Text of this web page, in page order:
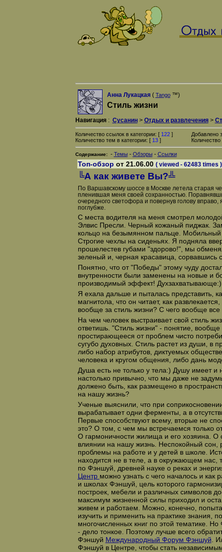
Анна Лукацкая( Tango™)
Стиль жизни
Навигация: Сусанин> Отдых и развлечения>
Количество ссылок в категории: [ 122]
Количество тем в категории: [ 13]
Добавлено
Содержание: - Темы - Обзоры - Ссылки
Топ-обзор от 21.06.00 ( viewed - 62483 times )
╚А как живете Вы?╩
По Варшавскому шоссе в Москве летела старая
пленившая меня своей сохранностью.
очередного светофора и повернув голову вправо,
поглубже.
С места водителя на меня смотрел
Элвис Пресли. Черный кожаный пиджак.
кольцо на безымянном пальце.
Строгие чехлы на сиденьях. Я подняла
прошелестев губами "здорово!", мы
зеленый и, черная красавица, сорвавшись
Понятно, что от "Победы" этому чуду
внутренности были заменены на новые и
производимый эффект! Духзахватывающе:)
Я ехала дальше и пыталась представить,
магнитола, что он читает, как
вообще за стиль жизни? С чего вообще все
На чем человек выстраивает свой стиль
ответишь. "Стиль жизни" - понятие,
простирающееся от проблем чисто
сугубо духовных. Стиль растет из души, в
либо набор атрибутов, диктуемых
человека и кругом общения, либо дань
Душа есть не только у тела:) Душу имеет
настолько привычно, что мы даже не
должено быть, как размещено в
на нашу жизнь?
Ученые выяснили, что при
вырабатывает одни ферменты, а в
Первые способствуют всему, вторые не
это? О том, с чем мы встречаемся только
О гармоничности жилища и его хозяина. О
влиянии на нашу жизнь. Неспокойный сон,
проблемы на работе и у детей в школе.
находится не в теле, а в окружающем нас,
по Фэншуй, древней науке о реках и
Центр можно узнать с чего началось и как
и школах Фэншуй, цель которого
построек, мебели и различных символов
максимум жизненной силы приходил и
живем и работаем. Можно, конечно,
изучить и применить на практике знания,
многочисленных книг по этой тематике.
- дело тонкое. Поэтому лучше всего
Фэншуй Международный Форум Фэншуй .
Фэншуй в Центре, чтобы стать